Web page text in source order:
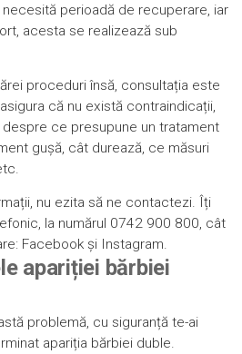
perioadă de recuperare, iar
acesta se realizează sub
proceduri însă, consultația este
că nu există contraindicații,
ce presupune un tratament
gușă, cât durează, ce măsuri
nu ezita să ne contactezi. Îți
la numărul 0742 900 800, cât
Facebook și Instagram.
apariției bărbiei
problemă, cu siguranță te-ai
apariția bărbiei duble.